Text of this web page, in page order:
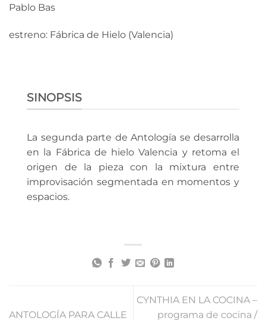
Pablo Bas
estreno: Fábrica de Hielo (Valencia)
SINOPSIS
La segunda parte de Antología se desarrolla
en la Fábrica de hielo Valencia y retoma el
origen de la pieza con la mixtura entre
improvisación segmentada en momentos y
espacios.
ANTOLOGÍA PARA CALLE
CYNTHIA EN LA COCINA –
programa de cocina /